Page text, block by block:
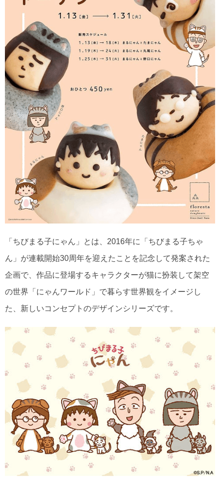
「ちびまる子にゃん」とは、2016年に「ちびまる子ちゃ
ん」が連載開始30周年を迎えたことを記念して発案された
企画で、作品に登場するキャラクターが猫に扮装して架空
の世界「にゃんワールド」で暮らす世界観をイメージし
た、新しいコンセプトのデザインシリーズです。